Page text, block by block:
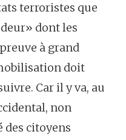
terroristes que
dont les
à grand
doit
Car il y va, au
non
des citoyens